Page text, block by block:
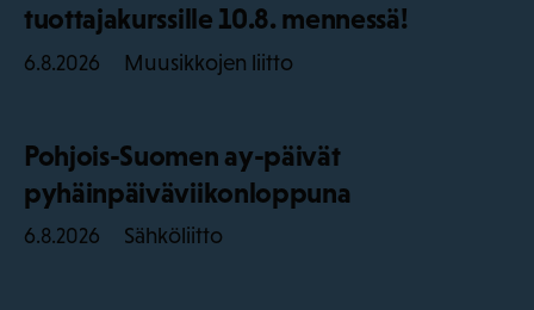
tuottajakurssille 10.8. mennessä!
6.8.2026 Muusikkojen liitto
Pohjois-Suomen ay-päivät
pyhäinpäiväviikonloppuna
6.8.2026 Sähköliitto